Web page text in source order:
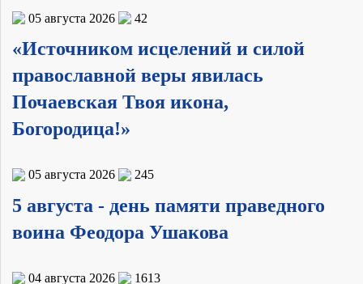
05 августа 2026 42
«Источником исцелений и силой
православной веры явилась
Почаевская Твоя икона,
Богородица!»
05 августа 2026 245
5 августа - день памяти праведного
воина Феодора Ушакова
04 августа 2026 1613